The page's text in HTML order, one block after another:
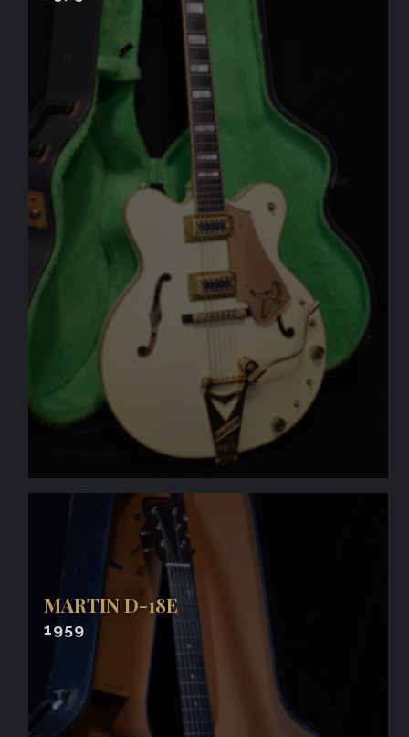
MARTIN D-18E
1959